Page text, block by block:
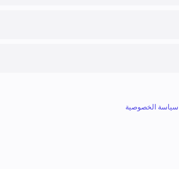
سياسة الخصوصية